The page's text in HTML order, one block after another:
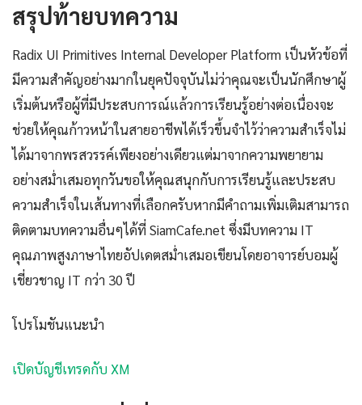
สรุปท้ายบทความ
Radix UI Primitives Internal Developer Platform เป็นหัวข้อที่
มีความสำคัญอย่างมากในยุคปัจจุบันไม่ว่าคุณจะเป็นนักศึกษาผู้
เริ่มต้นหรือผู้ที่มีประสบการณ์แล้วการเรียนรู้อย่างต่อเนื่องจะ
ช่วยให้คุณก้าวหน้าในสายอาชีพได้เร็วขึ้นจำไว้ว่าความสำเร็จไม่
ได้มาจากพรสวรรค์เพียงอย่างเดียวแต่มาจากความพยายาม
อย่างสม่ำเสมอทุกวันขอให้คุณสนุกกับการเรียนรู้และประสบ
ความสำเร็จในเส้นทางที่เลือกครับหากมีคำถามเพิ่มเติมสามารถ
ติดตามบทความอื่นๆได้ที่ SiamCafe.net ซึ่งมีบทความ IT
คุณภาพสูงภาษาไทยอัปเดตสม่ำเสมอเขียนโดยอาจารย์บอมผู้
เชี่ยวชาญ IT กว่า 30 ปี
โปรโมชันแนะนำ
เปิดบัญชีเทรดกับ XM